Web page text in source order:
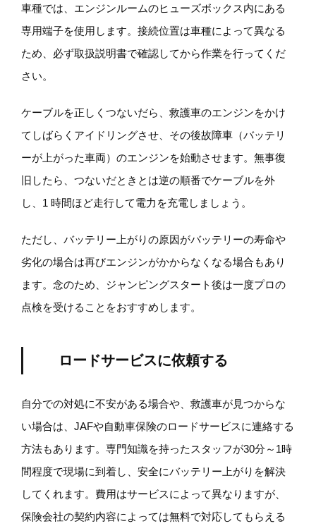
車種では、エンジンルームのヒューズボックス内にある
専用端子を使用します。接続位置は車種によって異なる
ため、必ず取扱説明書で確認してから作業を行ってくだ
さい。
ケーブルを正しくつないだら、救護車のエンジンをかけ
てしばらくアイドリングさせ、その後故障車（バッテリ
ーが上がった車両）のエンジンを始動させます。無事復
旧したら、つないだときとは逆の順番でケーブルを外
し、1 時間ほど走行して電力を充電しましょう。
ただし、バッテリー上がりの原因がバッテリーの寿命や
劣化の場合は再びエンジンがかからなくなる場合もあり
ます。念のため、ジャンピングスタート後は一度プロの
点検を受けることをおすすめします。
ロードサービスに依頼する
自分での対処に不安がある場合や、救護車が見つからな
い場合は、JAFや自動車保険のロードサービスに連絡する
方法もあります。専門知識を持ったスタッフが30分～1時
間程度で現場に到着し、安全にバッテリー上がりを解決
してくれます。費用はサービスによって異なりますが、
保険会社の契約内容によっては無料で対応してもらえる